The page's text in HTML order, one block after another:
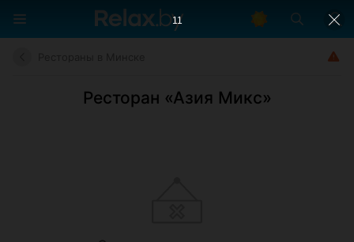
Ресторан «Азия Микс»
10